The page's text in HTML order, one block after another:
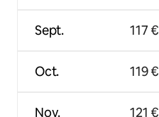
Sept.
Oct.
Nov.
117 €
119 €
121 €